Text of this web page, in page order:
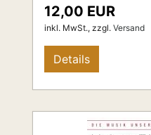
12,00 EUR
inkl. MwSt., zzgl. Versand
Details